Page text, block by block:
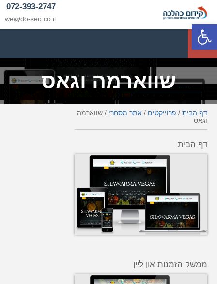
פתח סרגל נגישות
072-393-2747
we@do-seo.co.il
p
שווארמה וגאס
דף הבית / פרוייקטים / אתר מסחרי / שווארמה
וגאס
דף הבית
ממשק הזמנות און ליין